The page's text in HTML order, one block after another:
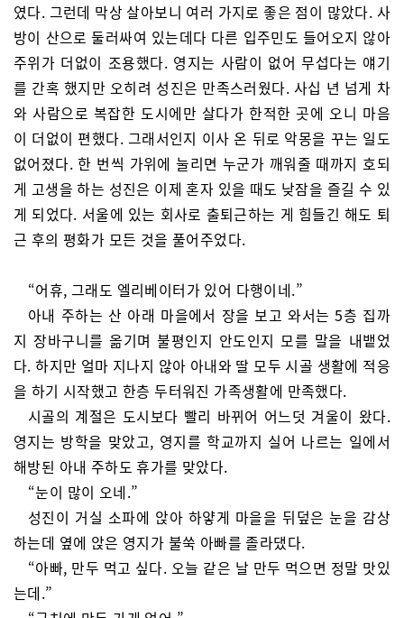
였다. 그런데 막상 살아보니 여러 가지로 좋은 점이 많았다. 사
방이 산으로 둘러싸여 있는데다 다른 입주민도 들어오지 않아
주위가 더없이 조용했다. 영지는 사람이 없어 무섭다는 얘기
를 간혹 했지만 오히려 성진은 만족스러웠다. 사십 년 넘게 차
와 사람으로 복잡한 도시에만 살다가 한적한 곳에 오니 마음
이 더없이 편했다. 그래서인지 이사 온 뒤로 악몽을 꾸는 일도
없어졌다. 한 번씩 가위에 눌리면 누군가 깨워줄 때까지 호되
게 고생을 하는 성진은 이제 혼자 있을 때도 낮잠을 즐길 수 있
게 되었다. 서울에 있는 회사로 출퇴근하는 게 힘들긴 해도 퇴
근 후의 평화가 모든 것을 풀어주었다.
“어휴, 그래도 엘리베이터가 있어 다행이네.”
아내 주하는 산 아래 마을에서 장을 보고 와서는 5층 집까
지 장바구니를 옮기며 불평인지 안도인지 모를 말을 내뱉었
다. 하지만 얼마 지나지 않아 아내와 딸 모두 시골 생활에 적응
을 하기 시작했고 한층 두터워진 가족생활에 만족했다.
시골의 계절은 도시보다 빨리 바뀌어 어느덧 겨울이 왔다.
영지는 방학을 맞았고, 영지를 학교까지 실어 나르는 일에서
해방된 아내 주하도 휴가를 맞았다.
“눈이 많이 오네.”
성진이 거실 소파에 앉아 하얗게 마을을 뒤덮은 눈을 감상
하는데 옆에 앉은 영지가 불쑥 아빠를 졸라댔다.
“아빠, 만두 먹고 싶다. 오늘 같은 날 만두 먹으면 정말 맛있
는데.”